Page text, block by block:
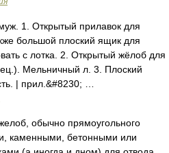
1. Открытый прилавок для
большой плоский ящик для
с лотка. 2. Открытый жёлоб для
Мельничный л. 3. Плоский
| прил.&#8230; …
обычно прямоугольного
каменными, бетонными или